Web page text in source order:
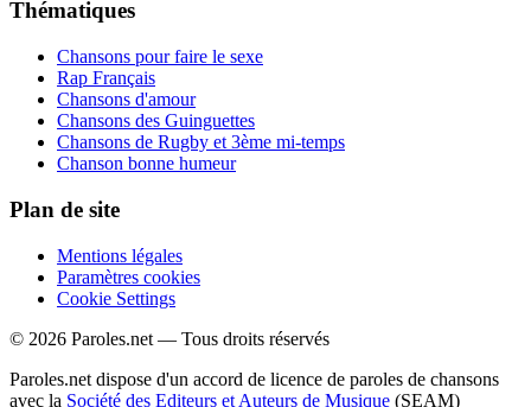
Thématiques
Chansons pour faire le sexe
Rap Français
Chansons d'amour
Chansons des Guinguettes
Chansons de Rugby et 3ème mi-temps
Chanson bonne humeur
Plan de site
Mentions légales
Paramètres cookies
Cookie Settings
© 2026 Paroles.net — Tous droits réservés
Paroles.net dispose d'un accord de licence de paroles de chansons
avec la Société des Editeurs et Auteurs de Musique (SEAM)